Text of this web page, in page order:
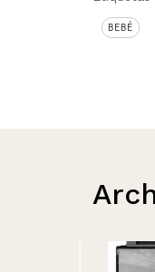
BEBÉ